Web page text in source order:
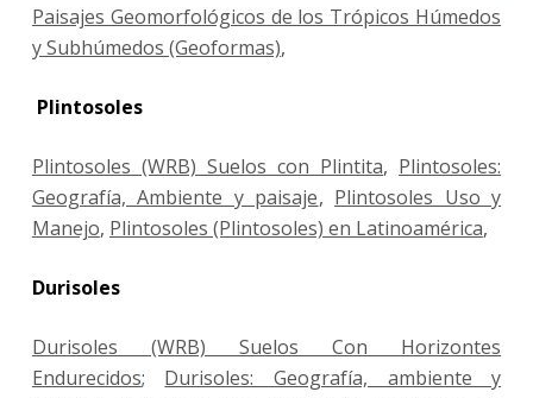
Paisajes Geomorfológicos de los Trópicos Húmedos
y Subhúmedos (Geoformas),
Plintosoles
Plintosoles (WRB) Suelos con Plintita, Plintosoles:
Geografía, Ambiente y paisaje, Plintosoles Uso y
Manejo, Plintosoles (Plintosoles) en Latinoamérica,
Durisoles
Durisoles (WRB) Suelos Con Horizontes
Endurecidos; Durisoles: Geografía, ambiente y